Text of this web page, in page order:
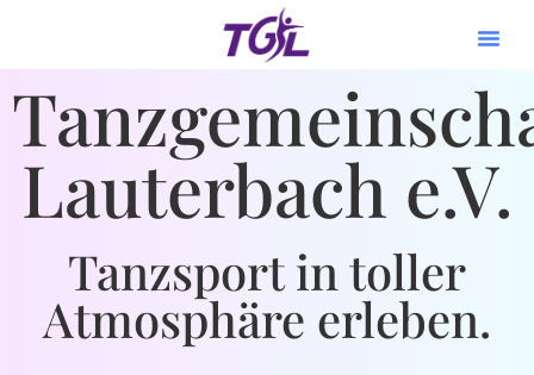
Lauterbach e.V.
Tanzsport in toller
Atmosphäre erleben.